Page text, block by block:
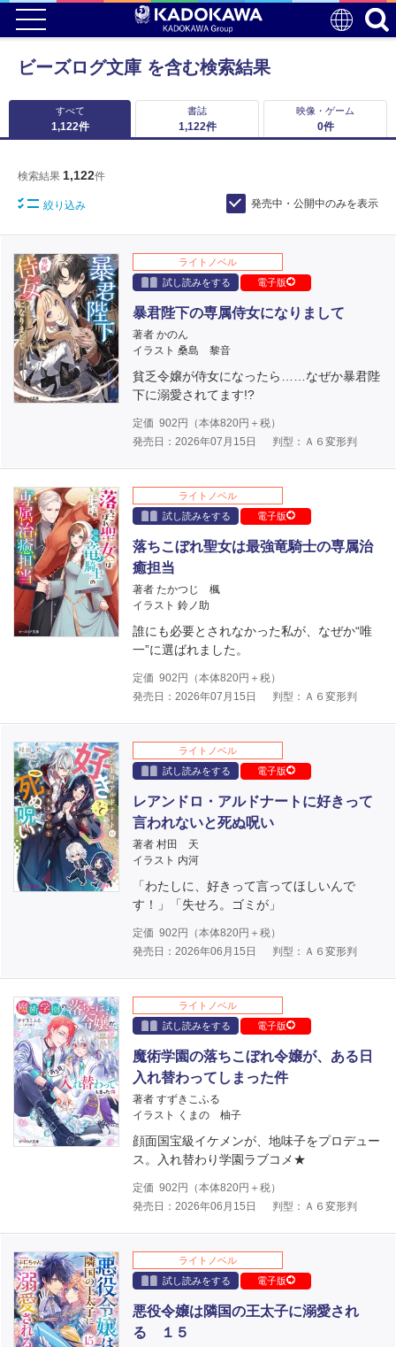
ビーズログ文庫 を含む検索結果
すべて
1,122件
書誌
1,122件
映像・ゲーム
0件
検索結果 1,122件
絞り込み 発売中・公開中のみを表示
ライトノベル
試し読みをする
電子版
暴君陛下の専属侍女になりまして
著者 かのん
イラスト 桑島 黎音
貧乏令嬢が侍女になったら……なぜか暴君陛
下に溺愛されてます!?
定価 902 円（本体820円＋税）
発売日：2026年07月15日
判型：Ａ６変形判
ライトノベル
試し読みをする
電子版
落ちこぼれ聖女は最強竜騎士の専属治
癒担当
著者 たかつじ 楓
イラスト 鈴ノ助
誰にも必要とされなかった私が、なぜか“唯
一”に選ばれました。
定価 902 円（本体820円＋税）
発売日：2026年07月15日
判型：Ａ６変形判
ライトノベル
試し読みをする
電子版
レアンドロ・アルドナートに好きって
言われないと死ぬ呪い
著者 村田 天
イラスト 内河
「わたしに、好きって言ってほしいんで
す！」「失せろ。ゴミが」
定価 902 円（本体820円＋税）
発売日：2026年06月15日
判型：Ａ６変形判
ライトノベル
試し読みをする
電子版
魔術学園の落ちこぼれ令嬢が、ある日
入れ替わってしまった件
著者 すずきこふる
イラスト くまの 柚子
顔面国宝級イケメンが、地味子をプロデュー
ス。入れ替わり学園ラブコメ★
定価 902 円（本体820円＋税）
発売日：2026年06月15日
判型：Ａ６変形判
ライトノベル
試し読みをする
電子版
悪役令嬢は隣国の王太子に溺愛され
る １５